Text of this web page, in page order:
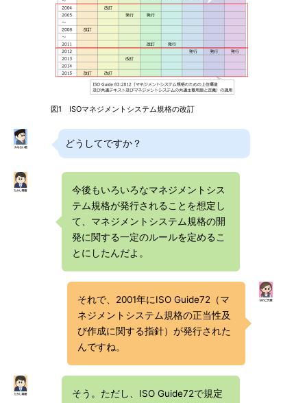
図1 ISOマネジメントシステム規格の改訂
どうしてですか？
今後もいろいろなマネジメントシス
テム規格が発行されることを想定し
て、マネジメントシステム規格の開
発に関する一定のルールを定めるこ
とにしたんだよ。
それで、2001年にISO Guide72（マ
ネジメントシステム規格の正当性及
び作成に関する指針）が発行された
んですね。
そう。ただし、ISO Guide72で規定